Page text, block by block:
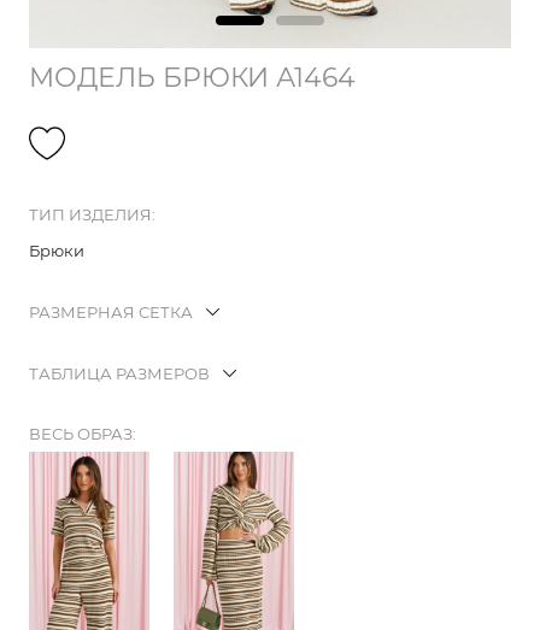
МОДЕЛЬ БРЮКИ А1464
ТИП ИЗДЕЛИЯ:
Брюки
РАЗМЕРНАЯ СЕТКА
ТАБЛИЦА РАЗМЕРОВ
ВЕСЬ ОБРАЗ: